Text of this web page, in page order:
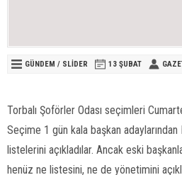
GÜNDEM / SLİDER 13 ŞUBAT
Torbalı Şoförler Odası seçimleri
Seçime 1 gün kala başkan adaylarından
listelerini açıkladılar. Ancak eski
henüz ne listesini, ne de yönetimini